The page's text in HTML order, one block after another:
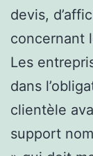
devis,
concernant
Les
dans
clientèle
support